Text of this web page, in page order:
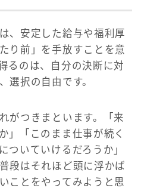
、安定した給与や福利厚
り前」を手放すことを意
るのは、自分の決断に対
選択の自由です。
がつきまといます。「来
」「このまま仕事が続く
ついていけるだろうか」
段はそれほど頭に浮かば
ことをやってみようと思